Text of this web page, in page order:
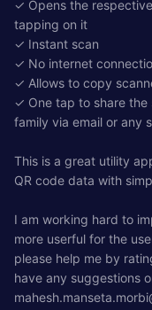
✓ Opens the
tapping on it
✓ Instant scan
✓ No internet
✓ Allows to copy
✓ One tap to share the
family via email or any
This is a great utility
QR code data with
I am working hard to
more userful for the
please help me by
have any suggestions